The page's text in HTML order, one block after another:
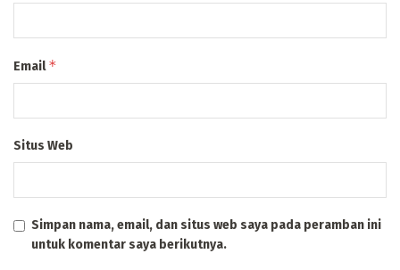
Email*
Situs Web
Simpan nama, email, dan situs web saya pada peramban ini
untuk komentar saya berikutnya.